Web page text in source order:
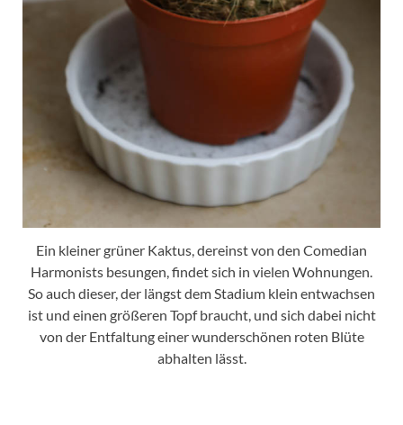
Ein kleiner grüner Kaktus, dereinst von den Comedian
Harmonists besungen, findet sich in vielen Wohnungen.
So auch dieser, der längst dem Stadium klein entwachsen
ist und einen größeren Topf braucht, und sich dabei nicht
von der Entfaltung einer wunderschönen roten Blüte
abhalten lässt.